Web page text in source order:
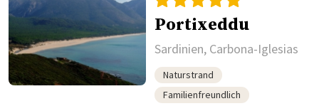
Portixeddu
Sardinien, Carbona-Iglesias
Naturstrand
Familienfreundlich